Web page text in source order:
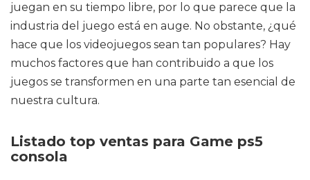
juegan en su tiempo libre, por lo que parece que la
industria del juego está en auge. No obstante, ¿qué
hace que los videojuegos sean tan populares? Hay
muchos factores que han contribuido a que los
juegos se transformen en una parte tan esencial de
nuestra cultura.
Listado top ventas para Game ps5
consola